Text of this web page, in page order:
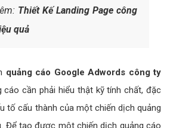
dịch quảng cáo Google
nhập khẩu như thế nào?